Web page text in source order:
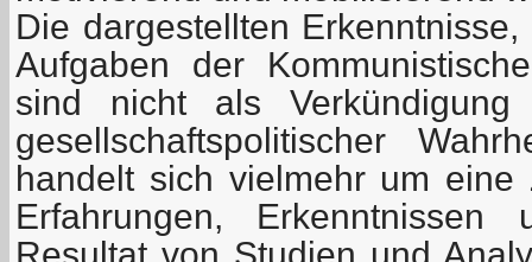
Die dargestellten
Aufgaben der
sind nicht als Verkündigung
gesellschaftspolitischer
handelt sich vielmehr um eine
Erfahrungen,
Resultat von Studien und